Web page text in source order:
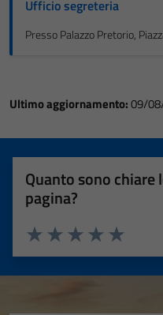
Ufficio segreteria
Presso Palazzo Pretorio,
Ultimo aggiornamento:09/
Quanto sono
pagina?
Valuta 5
Valuta 4
Valuta 3 stelle su
Valuta 2 stelle su 5
Valuta 1 stelle su 5